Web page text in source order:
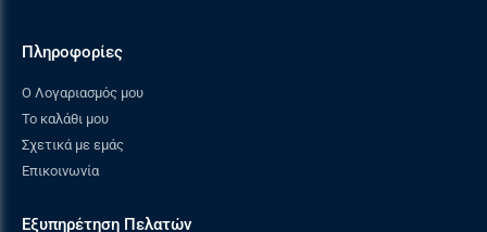
Πληροφορίες
Ο Λογαριασμός μου
Το καλάθι μου
Σχετικά με εμάς
Επικοινωνία
Εξυπηρέτηση Πελατών